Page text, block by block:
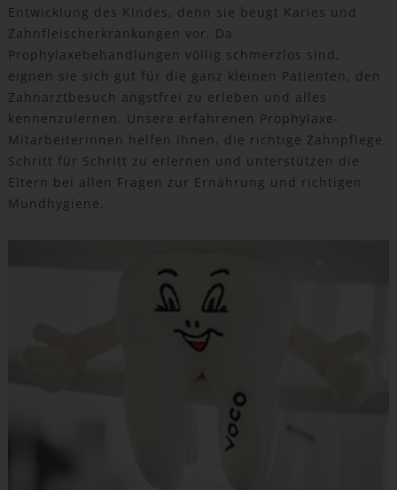
Entwicklung des Kindes, denn sie beugt Karies und
Zahnfleischerkrankungen vor. Da
Prophylaxebehandlungen völlig schmerzlos sind,
eignen sie sich gut für die ganz kleinen Patienten, den
Zahnarztbesuch angstfrei zu erleben und alles
kennenzulernen. Unsere erfahrenen Prophylaxe-
Mitarbeiterinnen helfen ihnen, die richtige Zahnpflege
Schritt für Schritt zu erlernen und unterstützen die
Eltern bei allen Fragen zur Ernährung und richtigen
Mundhygiene.